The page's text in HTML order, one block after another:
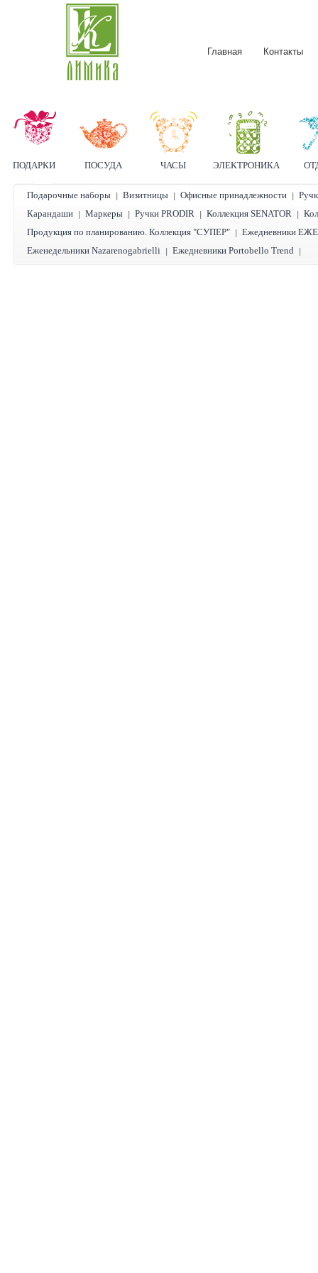
Главная Контакты
ПОДАРКИ ПОСУДА ЧАСЫ ЭЛЕКТРОНИКА
Подарочные наборы Визитницы Офисные принадлежности
Карандаши
Маркеры Ручки PRODIR Коллекция SENATOR
Продукция по планированию. Коллекция "СУПЕР"
Ежедневники ЕЖЕ
Еженедельники Nazarenogabrielli
Ежедневники Portobello Trend